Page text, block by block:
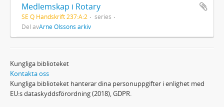
Medlemskap i Rotary
SE Q Handskrift 237:A:2
series
Del avArne Olssons arkiv
Kungliga biblioteket
Kontakta oss
Kungliga biblioteket hanterar dina personuppgifter i enlighet med
EU:s dataskyddsförordning (2018), GDPR.